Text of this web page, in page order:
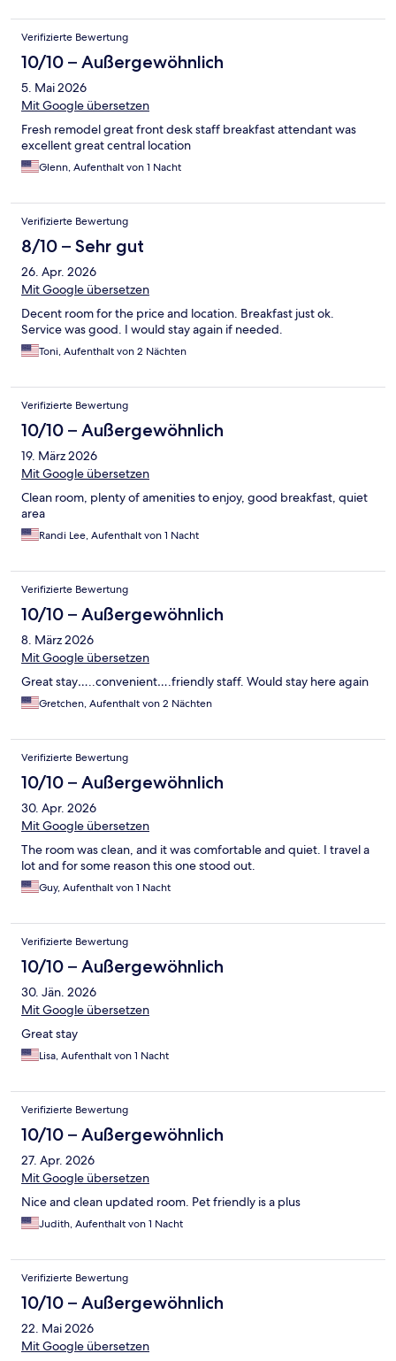
Verifizierte Bewertung
10/10 – Außergewöhnlich
5. Mai 2026
Mit Google übersetzen
Fresh remodel great front desk staff breakfast attendant was
excellent great central location
Glenn, Aufenthalt von 1 Nacht
Verifizierte Bewertung
8/10 – Sehr gut
26. Apr. 2026
Mit Google übersetzen
Decent room for the price and location. Breakfast just ok.
Service was good. I would stay again if needed.
Toni, Aufenthalt von 2 Nächten
Verifizierte Bewertung
10/10 – Außergewöhnlich
19. März 2026
Mit Google übersetzen
Clean room, plenty of amenities to enjoy, good breakfast, quiet
area
Randi Lee, Aufenthalt von 1 Nacht
Verifizierte Bewertung
10/10 – Außergewöhnlich
8. März 2026
Mit Google übersetzen
Great stay…..convenient….friendly staff. Would stay here again
Gretchen, Aufenthalt von 2 Nächten
Verifizierte Bewertung
10/10 – Außergewöhnlich
30. Apr. 2026
Mit Google übersetzen
The room was clean, and it was comfortable and quiet. I travel a
lot and for some reason this one stood out.
Guy, Aufenthalt von 1 Nacht
Verifizierte Bewertung
10/10 – Außergewöhnlich
30. Jän. 2026
Mit Google übersetzen
Great stay
Lisa, Aufenthalt von 1 Nacht
Verifizierte Bewertung
10/10 – Außergewöhnlich
27. Apr. 2026
Mit Google übersetzen
Nice and clean updated room. Pet friendly is a plus
Judith, Aufenthalt von 1 Nacht
Verifizierte Bewertung
10/10 – Außergewöhnlich
22. Mai 2026
Mit Google übersetzen